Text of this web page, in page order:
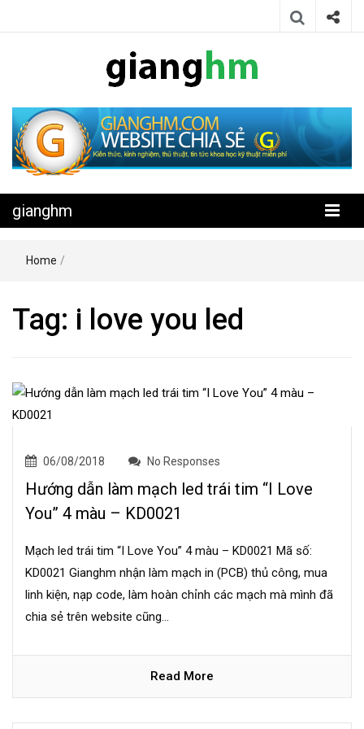
gianghm
kỹ thuật miễn phí
gianghm
Home /
Tag: i love you led
06/08/2018 No Responses
Hướng dẫn làm mạch led trái tim “I Love
You” 4 màu – KD0021
Mạch led trái tim “I Love You” 4 màu – KD0021 Mã số:
KD0021 Gianghm nhận làm mạch in (PCB) thủ công, mua
linh kiện, nạp code, làm hoàn chỉnh các mạch mà mình đã
chia sẻ trên website cũng...
Read More